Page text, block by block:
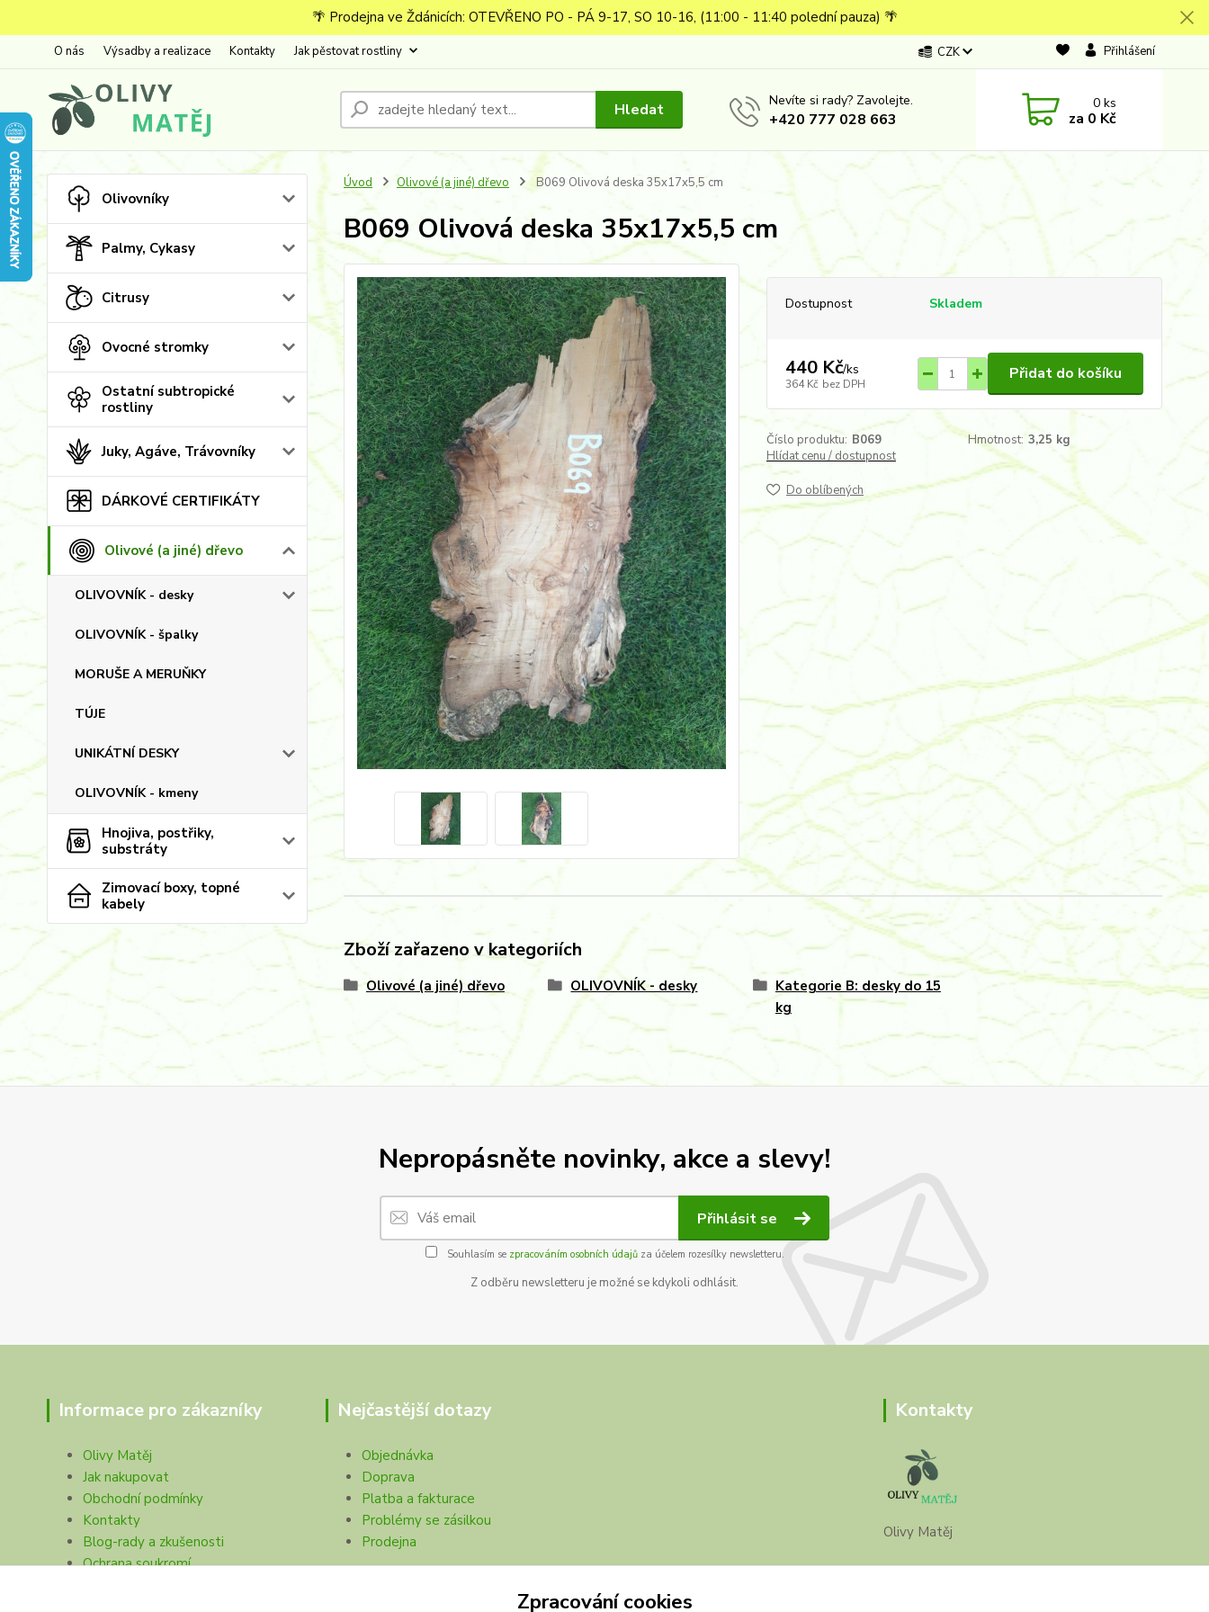
🌴 Prodejna ve Ždánicích: OTEVŘENO PO - PÁ 9-17, SO 10-16, (11:00 - 11:40 polední pauza) 🌴
O nás Výsadby a realizace Kontakty Jak pěstovat rostliny CZK Přihlášení
Hledat Nevíte si rady? Zavolejte.
+420 777 028 663
0ks
za 0 Kč
Olivovníky
Palmy, Cykasy
Citrusy
Ovocné stromky
Ostatní subtropické
rostliny
Juky, Agáve, Trávovníky
DÁRKOVÉ CERTIFIKÁTY
Olivové (a jiné) dřevo
OLIVOVNÍK - desky
OLIVOVNÍK - špalky
MORUŠE A MERUŇKY
TÚJE
UNIKÁTNÍ DESKY
OLIVOVNÍK - kmeny
Hnojiva, postřiky,
substráty
Zimovací boxy, topné
kabely
Úvod Olivové (a jiné) dřevo B069 Olivová deska 35x17x5,5 cm
B069 Olivová deska 35x17x5,5 cm
Dostupnost Skladem
440 Kč/ks
364 Kč bez DPH
Přidat do košíku
Číslo produktu: B069 Hmotnost: 3,25 kg
Hlídat cenu / dostupnost
Do oblíbených
Zboží zařazeno v kategoriích
Olivové (a jiné) dřevo OLIVOVNÍK - desky
Kategorie B: desky do 15
kg
Nepropásněte novinky, akce a slevy!
Přihlásit se
Souhlasím se zpracováním osobních údajůza účelem rozesílky newsletteru.
Z odběru newsletteru je možné se kdykoli odhlásit.
Informace pro zákazníky
Olivy Matěj
Jak nakupovat
Obchodní podmínky
Kontakty
Blog-rady a zkušenosti
Ochrana soukromí
Nejčastější dotazy
Objednávka
Doprava
Platba a fakturace
Problémy se zásilkou
Prodejna
Kontakty
Olivy Matěj
Zpracování cookies